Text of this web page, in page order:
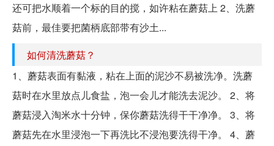
还可把水顺着一个标的目的搅，如许粘在蘑菇上 2、洗蘑
菇前，最佳要把菌柄底部带有沙土...
如何清洗蘑菇？
1、蘑菇表面有黏液，粘在上面的泥沙不易被洗净。洗蘑
菇时在水里放点儿食盐，泡一会儿才能洗去泥沙。 2、将
蘑菇浸入淘米水十分钟，保你蘑菇洗得干干净净。 3、将
蘑菇先在水里浸泡一下再洗比不浸泡要洗得干净。 4、蘑